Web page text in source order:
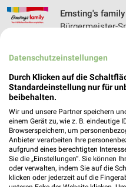
Ernsting's
Bürgermeister-
Heute 09:00 -
342,35 km
Ernsting's
Otto-Peschel-
21745 Hemmoor
Heute 09:00 -
311,55 km
Datenschutzeinstellungen
Durch Klicken auf die
Standardeinstellung nur für
beibehalten.
Wir und unsere Partner speichern
einem Gerät zu, wie z. B. eindeutige
Browserspeichern, um
Anbieter verarbeiten Ihre
aufgrund eines berechtigten
Sie die „Einstellungen“. Sie können
oder verwalten, indem Sie auf die
klicken oder jederzeit auf die